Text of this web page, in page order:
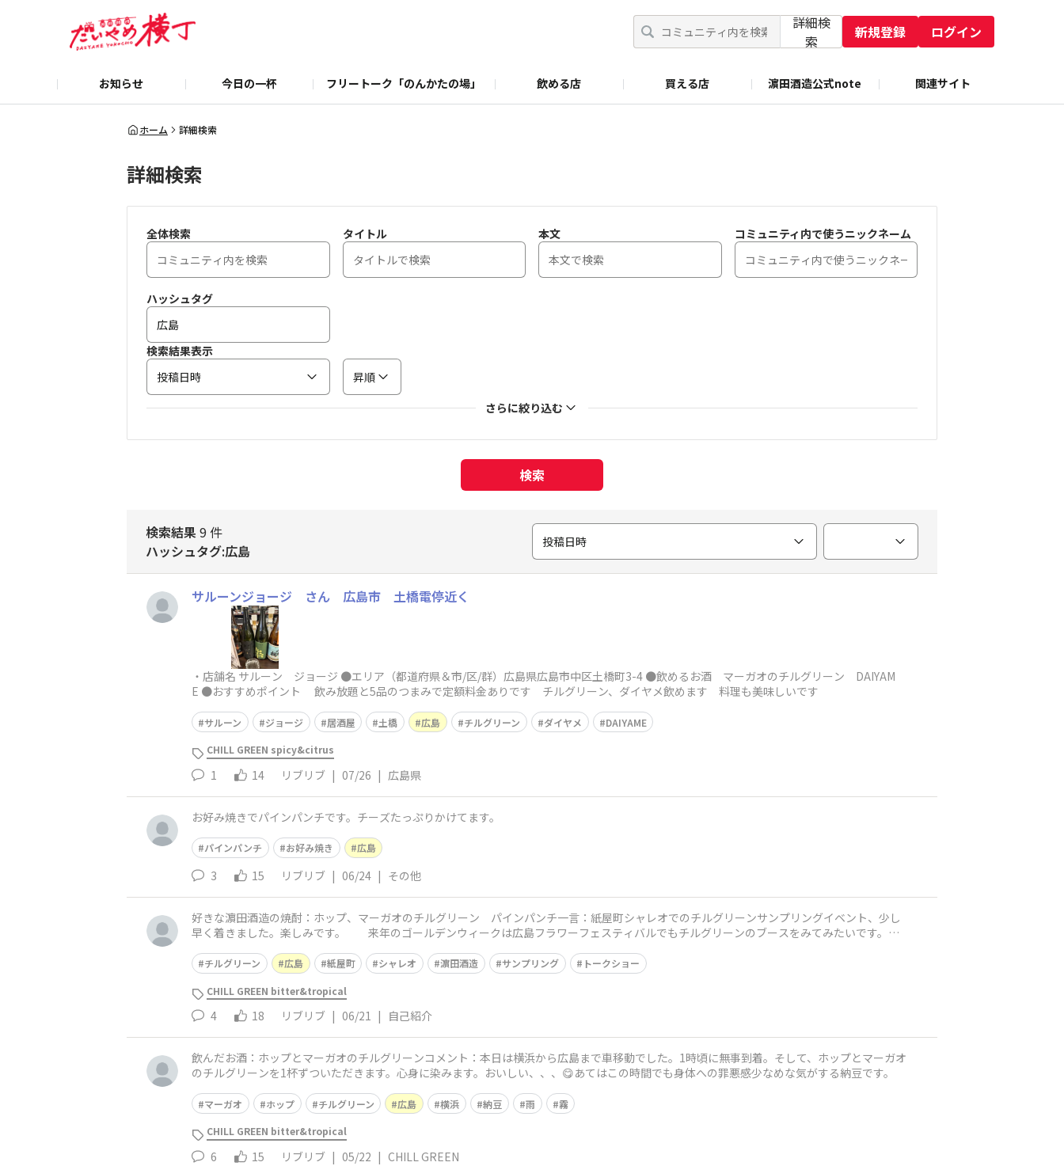
詳細検
索
新規登録 ログイン
お知らせ 今日の一杯 フリートーク「のんかたの場」 飲める店 買える店 濵田酒造公式note 関連サイト
ホーム 詳細検索
詳細検索
全体検索 タイトル 本文 コミュニティ内で使うニックネーム
ハッシュタグ
検索結果表示
投稿日時
昇順
さらに絞り込む
検索
検索結果9 件
ハッシュタグ:広島
投稿日時
サルーンジョージ さん 広島市 土橋電停近く
・店舗名 サルーン ジョージ ●エリア（都道府県＆市/区/群）広島県広島市中区土橋町3-4 ●飲めるお酒 マーガオのチルグリーン DAIYAM
E ●おすすめポイント 飲み放題と5品のつまみで定額料金ありです チルグリーン、ダイヤメ飲めます 料理も美味しいです
サルーン ジョージ 居酒屋 土橋 広島 チルグリーン ダイヤメ DAIYAME
CHILL GREEN spicy&citrus
1 14 リブリブ | 07/26 | 広島県
お好み焼きでパインパンチです。チーズたっぷりかけてます。
パインパンチ お好み焼き 広島
3 15 リブリブ | 06/24 | その他
好きな濵田酒造の焼酎：ホップ、マーガオのチルグリーン パインパンチ一言：紙屋町シャレオでのチルグリーンサンプリングイベント、少し
早く着きました。楽しみです。 来年のゴールデンウィークは広島フラワーフェスティバルでもチルグリーンのブースをみてみたいです。出
チルグリーン 広島 紙屋町 シャレオ 濵田酒造 サンプリング トークショー
CHILL GREEN bitter&tropical
4 18 リブリブ | 06/21 | 自己紹介
飲んだお酒：ホップとマーガオのチルグリーンコメント：本日は横浜から広島まで車移動でした。1時頃に無事到着。そして、ホップとマーガオ
のチルグリーンを1杯ずついただきます。心身に染みます。おいしい、、、😋あてはこの時間でも身体への罪悪感少なめな気がする納豆です。
マーガオ ホップ チルグリーン 広島 横浜 納豆 雨 霧
CHILL GREEN bitter&tropical
6 15 リブリブ | 05/22 | CHILL GREEN